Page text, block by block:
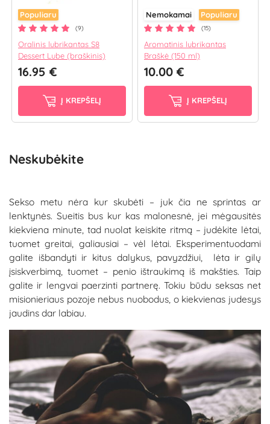
Populiaru
(9)
Oralinis lubrikantas S8
Dessert Lube (braškinis)
16.95 €
Į KREPŠELĮ
Nemokamai Populiaru
(15)
Aromatinis lubrikantas
Braškė (150 ml)
10.00 €
Į KREPŠELĮ
Neskubėkite
Sekso metu nėra kur skubėti – juk čia ne sprintas ar
lenktynės. Sueitis bus kur kas malonesnė, jei mėgausitės
kiekviena minute, tad nuolat keiskite ritmą – judėkite lėtai,
tuomet greitai, galiausiai – vėl lėtai. Eksperimentuodami
galite išbandyti ir kitus dalykus, pavyzdžiui, lėta ir gilų
įsiskverbimą, tuomet – penio ištraukimą iš makšties. Taip
galite ir lengvai paerzinti partnerę. Tokiu būdu seksas net
misionieriaus pozoje nebus nuobodus, o kiekvienas judesys
jaudins dar labiau.